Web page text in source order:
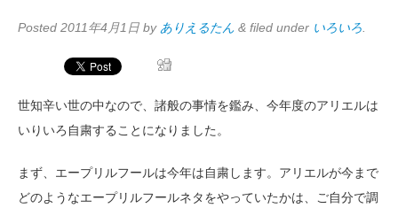
Posted 2011年4月1日 by ありえるたん & filed under いろいろ
世知辛い世の中なので、諸般の事情を鑑み、今年度のアリエルは
いりいろ自粛することになりました。
まず、エープリルフールは今年は自粛します。アリエルが今まで
どのようなエープリルフールネタをやっていたかは、ご自分で調